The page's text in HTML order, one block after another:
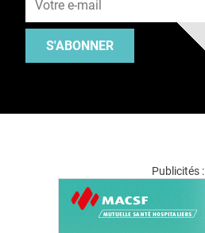
S'ABONNER
Publicités :